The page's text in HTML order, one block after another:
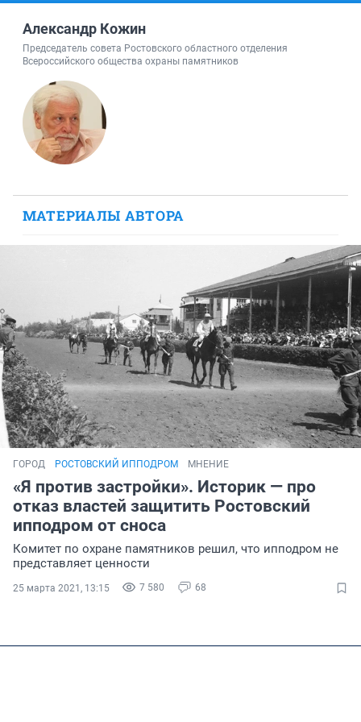
Александр Кожин
Председатель совета Ростовского областного отделения
Всероссийского общества охраны памятников
МАТЕРИАЛЫ АВТОРА
ГОРОД РОСТОВСКИЙ ИППОДРОМ МНЕНИЕ
«Я против застройки». Историк — про
отказ властей защитить Ростовский
ипподром от сноса
Комитет по охране памятников решил, что ипподром не
представляет ценности
7 580 68
25 марта 2021, 13:15